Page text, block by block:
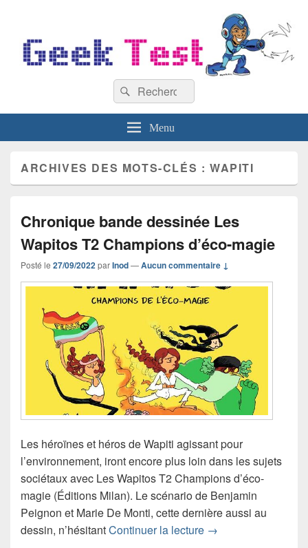
Recherche :
Rechercher
Menu
ARCHIVES DES MOTS-CLÉS :WAPITI
Chronique bande dessinée Les
Wapitos T2 Champions d’éco-magie
Posté le 27/09/2022parInod—Aucun commentaire ↓
Les héroïnes et héros de Wapiti agissant pour
l’environnement, iront encore plus loin dans les sujets
sociétaux avec Les Wapitos T2 Champions d’éco-
magie (Éditions Milan). Le scénario de Benjamin
Peignon et Marie De Monti, cette dernière aussi au
dessin, n’hésitantContinuer la lecture Chronique bande
→